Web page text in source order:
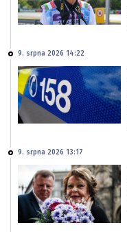
9. srpna 2026 14:22
9. srpna 2026 13:17